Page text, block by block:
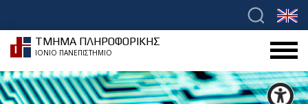
ΤΜΗΜΑ ΠΛΗΡΟΦΟΡΙΚΗΣ
ΙΟΝΙΟ ΠΑΝΕΠΙΣΤΗΜΙΟ